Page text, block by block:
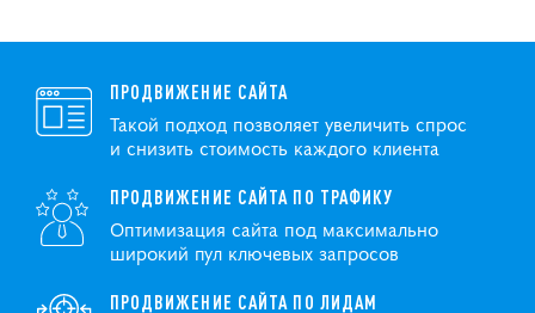
ПРОДВИЖЕНИЕ САЙТА
Такой подход позволяет увеличить спрос
и снизить стоимость каждого клиента
ПРОДВИЖЕНИЕ САЙТА ПО ТРАФИКУ
Оптимизация сайта под максимально
широкий пул ключевых запросов
ПРОДВИЖЕНИЕ САЙТА ПО ЛИДАМ